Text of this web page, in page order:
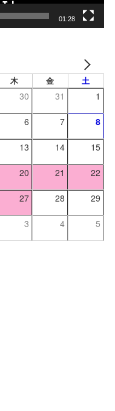
01:28
木 金 土
30 31 1
6 7 8
13 14 15
20 21 22
27 28 29
3 4 5